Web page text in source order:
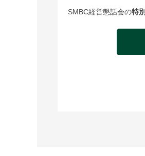
SMBC経営懇話会の特